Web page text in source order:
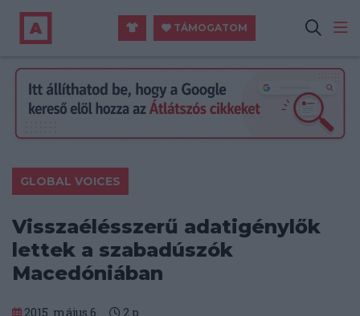
TÁMOGATOM
GLOBAL VOICES
Visszaélésszerű adatigénylők
lettek a szabadúszók
Macedóniában
2015. május 6. 2 p